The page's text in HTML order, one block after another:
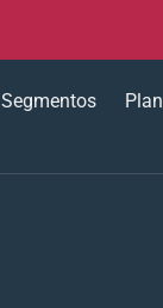
Segmentos